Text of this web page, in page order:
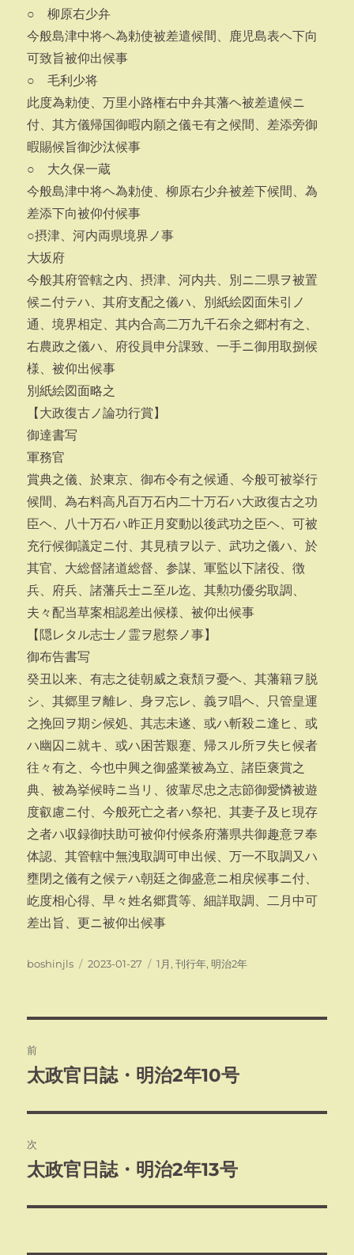
○ 柳原右少弁
今般島津中将ヘ為勅使被差遣候間、鹿児島表ヘ下向
可致旨被仰出候事
○ 毛利少将
此度為勅使、万里小路権右中弁其藩ヘ被差遣候ニ
付、其方儀帰国御暇内願之儀モ有之候間、差添旁御
暇賜候旨御沙汰候事
○ 大久保一蔵
今般島津中将ヘ為勅使、柳原右少弁被差下候間、為
差添下向被仰付候事
○摂津、河内両県境界ノ事
大坂府
今般其府管轄之内、摂津、河内共、別ニ二県ヲ被置
候ニ付テハ、其府支配之儀ハ、別紙絵図面朱引ノ
通、境界相定、其内合高二万九千石余之郷村有之、
右農政之儀ハ、府役員申分課致、一手ニ御用取捌候
様、被仰出候事
別紙絵図面略之
【大政復古ノ論功行賞】
御達書写
軍務官
賞典之儀、於東京、御布令有之候通、今般可被挙行
候間、為右料高凡百万石内二十万石ハ大政復古之功
臣ヘ、八十万石ハ昨正月変動以後武功之臣ヘ、可被
充行候御議定ニ付、其見積ヲ以テ、武功之儀ハ、於
其官、大総督諸道総督、参謀、軍監以下諸役、徴
兵、府兵、諸藩兵士ニ至ル迄、其勲功優劣取調、
夫々配当草案相認差出候様、被仰出候事
【隠レタル志士ノ霊ヲ慰祭ノ事】
御布告書写
癸丑以来、有志之徒朝威之衰頽ヲ憂ヘ、其藩籍ヲ脱
シ、其郷里ヲ離レ、身ヲ忘レ、義ヲ唱ヘ、只管皇運
之挽回ヲ期シ候処、其志未遂、或ハ斬殺ニ逢ヒ、或
ハ幽囚ニ就キ、或ハ困苦艱蹇、帰スル所ヲ失ヒ候者
往々有之、今也中興之御盛業被為立、諸臣褒賞之
典、被為挙候時ニ当リ、彼輩尽忠之志節御愛憐被遊
度叡慮ニ付、今般死亡之者ハ祭祀、其妻子及ヒ現存
之者ハ収録御扶助可被仰付候条府藩県共御趣意ヲ奉
体認、其管轄中無洩取調可申出候、万一不取調又ハ
壅閉之儀有之候テハ朝廷之御盛意ニ相戻候事ニ付、
屹度相心得、早々姓名郷貫等、細詳取調、二月中可
差出旨、更ニ被仰出候事
投
boshinjls
投
2023-01-27
カ
1月 ,刊行年, 明治2年
稿
ビ
ゲ
ー
前
前
投
稿:
太政官日誌・明治2年10号
次
次
投
太政官日誌・明治2年13号